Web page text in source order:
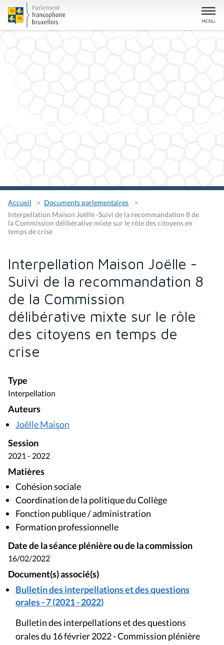
Accueil
Documents parlementaires
Interpellation Maison Joëlle -Suivi de la recommandation 8 de
la Commission délibérative mixte sur le rôle des citoyens en
temps de crise
Interpellation Maison Joëlle -
Suivi de la recommandation 8
de la Commission
délibérative mixte sur le rôle
des citoyens en temps de
crise
Type
Interpellation
Auteurs
Joëlle Maison
Session
2021 - 2022
Matières
Cohésion sociale
Coordination de la politique du Collège
Fonction publique / administration
Formation professionnelle
Date de la séance plénière ou de la commission
16/02/2022
Document(s) associé(s)
Bulletin des interpellations et des questions
orales - 7 (2021 - 2022)
Bulletin des interpellations et des questions
orales du 16 février 2022 - Commission plénière